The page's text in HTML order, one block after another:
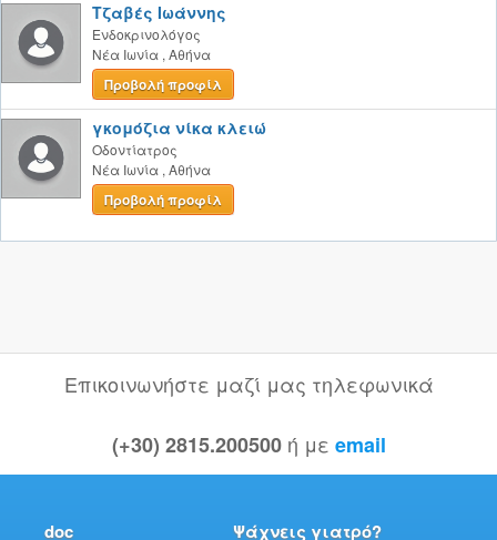
Τζαβές Ιωάννης
Ενδοκρινολόγος
Νέα Ιωνία , Αθήνα
Προβολή προφίλ
γκομόζια νίκα κλειώ
Οδοντίατρος
Νέα Ιωνία , Αθήνα
Προβολή προφίλ
Επικοινωνήστε μαζί μας τηλεφωνικά
(+30) 2815.200500 ή με email
doc Ψάχνεις γιατρό?